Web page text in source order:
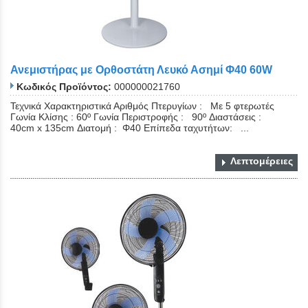
Ανεμιστήρας με Ορθοστάτη Λευκό Ασημί Φ40 60W
Κωδικός Προϊόντος: 000000021760
Τεχνικά Χαρακτηριστικά Αριθμός Πτερυγίων : Με 5 φτερωτές
Γωνία Κλίσης : 60º Γωνία Περιστροφής : 90º Διαστάσεις :
40cm x 135cm Διατομή : Φ40 Επίπεδα ταχυτήτων: ...
Λεπτομέρειες